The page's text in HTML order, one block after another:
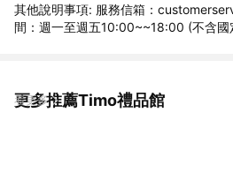
其他說明事項: 服務信箱：
間：週一至週五10:00~~18:00 (不含國
更多推薦Timo禮品館
看更多